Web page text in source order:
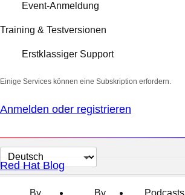
Event-Anmeldung
Training & Testversionen
Erstklassiger Support
Einige Services können eine Subskription erfordern.
Anmelden oder registrieren
Sprache
auswählen
Red Hat Blog
By
By
Podcasts